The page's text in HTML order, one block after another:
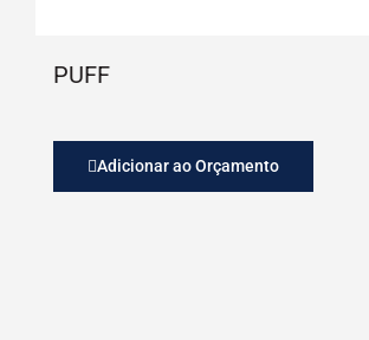
PUFF
Adicionar ao Orçamento